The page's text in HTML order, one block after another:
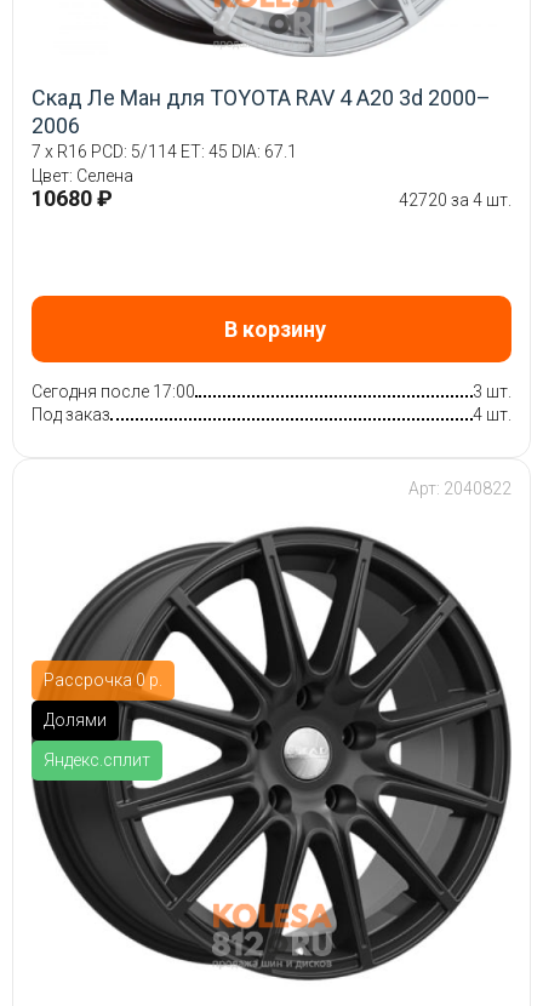
Скад Ле Ман для TOYOTA RAV 4 A20 3d 2000–
2006
7 x R16 PCD: 5/114 ET: 45 DIA: 67.1
Цвет: Селена
10680 ₽ 42720 за 4 шт.
В корзину
Сегодня после 17:00
3 шт.
Под заказ
4 шт.
Рассрочка 0 р.
Долями
Яндекс.сплит
Арт: 2040822